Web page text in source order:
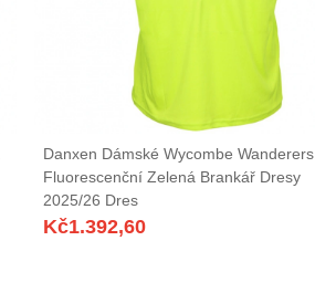
Danxen Dámské Wycombe Wanderers
Fluorescenční Zelená Brankář Dresy
2025/26 Dres
Kč1.392,60